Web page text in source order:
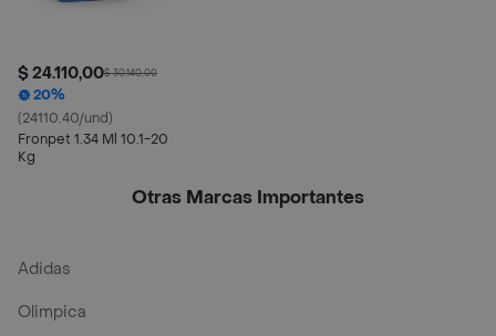
$ 24.110,00$ 30.140,00
20%
(24110.40/und)
Fronpet 1.34 Ml 10.1-20
Kg
Otras Marcas Importantes
Adidas
Olimpica